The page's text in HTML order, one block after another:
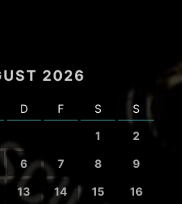
2026
D F S
S
1
2
6 7 8
9
13 14 15
16